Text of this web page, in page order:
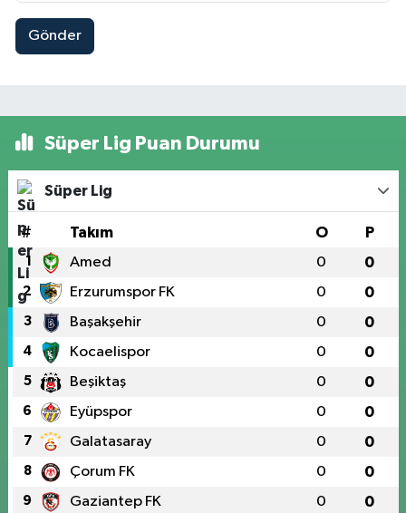
Gönder
Süper Lig Puan Durumu
Süper Lig
# Takım O P
1 Amed 0 0
2 Erzurumspor FK 0 0
3 Başakşehir 0 0
4 Kocaelispor 0 0
5 Beşiktaş 0 0
6 Eyüpspor 0 0
7 Galatasaray 0 0
8 Çorum FK 0 0
9 Gaziantep FK 0 0